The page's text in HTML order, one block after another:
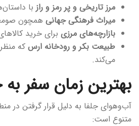
مرز تاریخی و پر رمز و راز با
میراث فرهنگی جهانی همچون
بازارچه‌های مرزی برای خرید
طبیعت بکر و رودخانه ارس که
می‌کند.
بهترین زمان سفر به
آب‌وهوای جلفا به دلیل قرار گرفتن در
متنوع است: